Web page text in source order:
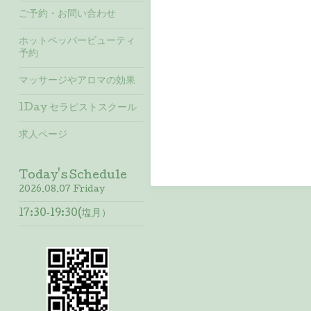
ご予約・お問い合わせ
ホットペッパービューティ
予約
マッサージやアロマの効果
1Day セラピストスクール
求人ページ
Today's Schedule
2026.08.07 Friday
17:30‐19:30(塩月）